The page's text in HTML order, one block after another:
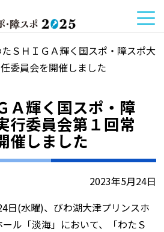
ＳＨＩＧＡ輝く国スポ・障スポ大
委員会を開催しました
Ａ輝く国スポ・障
行委員会第１回常
催しました
2023年5月24日
(水曜)、びわ湖大津プリンスホ
ル「淡海」において、「わたＳ